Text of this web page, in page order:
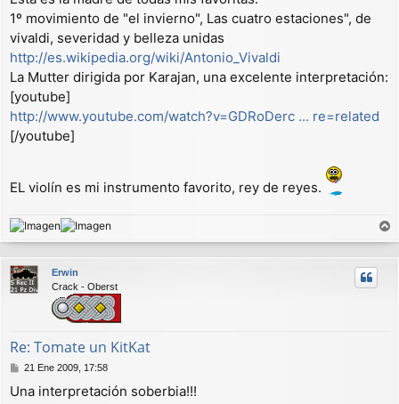
a
e
1º movimiento de "el invierno", Las cuatro estaciones", de
vivaldi, severidad y belleza unidas
http://es.wikipedia.org/wiki/Antonio_Vivaldi
La Mutter dirigida por Karajan, una excelente interpretación:
[youtube]
http://www.youtube.com/watch?v=GDRoDerc ... re=related
[/youtube]
EL violín es mi instrumento favorito, rey de reyes.
r
r
Erwin
Crack - Oberst
Re: Tomate un KitKat
M
n
21 Ene 2009, 17:58
Una interpretación soberbia!!!